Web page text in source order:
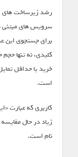
رشد زیرساخت
سرویس های مبتنی
برای جستجوی این
کلیدی، نه تنها
خرید یا حداقل
است.
کاربری که عبارت
زیاد در حال
نام است.